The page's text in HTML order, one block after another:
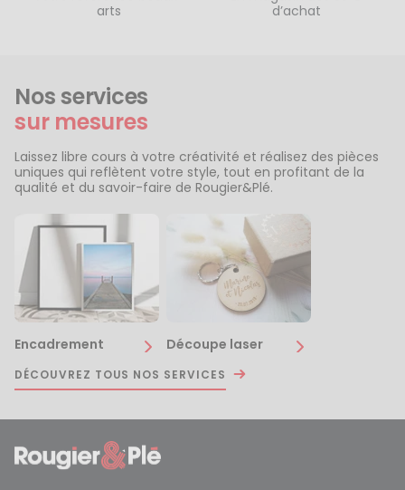
arts
d’achat
Nos services
sur mesures
Laissez libre cours à votre créativité et réalisez des pièces
uniques qui reflètent votre style, tout en profitant de la
qualité et du savoir-faire de Rougier&Plé.
Encadrement Découpe laser
DÉCOUVREZ TOUS NOS SERVICES